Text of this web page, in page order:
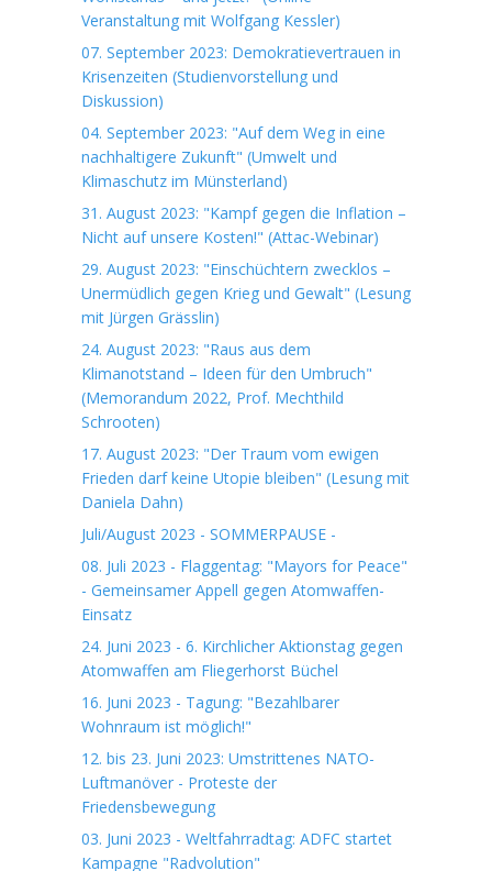
Veranstaltung mit Wolfgang Kessler)
07. September 2023: Demokratievertrauen in
Krisenzeiten (Studienvorstellung und
Diskussion)
04. September 2023: "Auf dem Weg in eine
nachhaltigere Zukunft" (Umwelt und
Klimaschutz im Münsterland)
31. August 2023: "Kampf gegen die Inflation –
Nicht auf unsere Kosten!" (Attac-Webinar)
29. August 2023: "Einschüchtern zwecklos –
Unermüdlich gegen Krieg und Gewalt" (Lesung
mit Jürgen Grässlin)
24. August 2023: "Raus aus dem
Klimanotstand – Ideen für den Umbruch"
(Memorandum 2022, Prof. Mechthild
Schrooten)
17. August 2023: "Der Traum vom ewigen
Frieden darf keine Utopie bleiben" (Lesung mit
Daniela Dahn)
Juli/August 2023 - SOMMERPAUSE -
08. Juli 2023 - Flaggentag: "Mayors for Peace"
- Gemeinsamer Appell gegen Atomwaffen-
Einsatz
24. Juni 2023 - 6. Kirchlicher Aktionstag gegen
Atomwaffen am Fliegerhorst Büchel
16. Juni 2023 - Tagung: "Bezahlbarer
Wohnraum ist möglich!"
12. bis 23. Juni 2023: Umstrittenes NATO-
Luftmanöver - Proteste der
Friedensbewegung
03. Juni 2023 - Weltfahrradtag: ADFC startet
Kampagne "Radvolution"